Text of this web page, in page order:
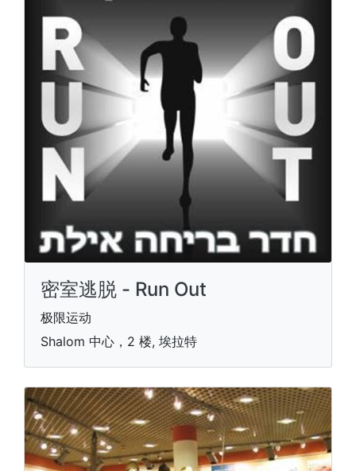
密室逃脱 - Run Out
极限运动
Shalom 中心，2 楼, 埃拉特